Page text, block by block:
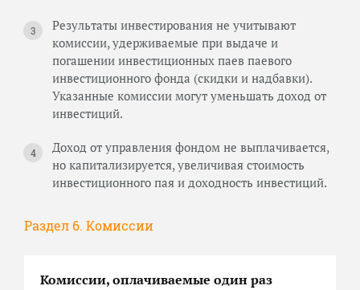
Результаты инвестирования не учитывают
комиссии, удерживаемые при выдаче и
погашении инвестиционных паев паевого
инвестиционного фонда (скидки и надбавки).
Указанные комиссии могут уменьшать доход от
инвестиций.
Доход от управления фондом не выплачивается,
но капитализируется, увеличивая стоимость
инвестиционного пая и доходность инвестиций.
Раздел 6. Комиссии
Комиссии, оплачиваемые один раз